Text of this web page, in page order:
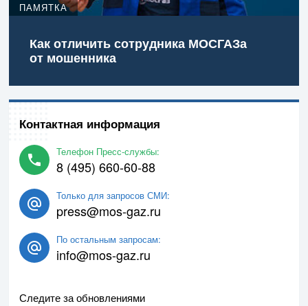
ПАМЯТКА
Как отличить сотрудника МОСГАЗа
от мошенника
Контактная информация
Телефон Пресс-службы:
8 (495) 660-60-88
Только для запросов СМИ:
press@mos-gaz.ru
По остальным запросам:
info@mos-gaz.ru
Следите за обновлениями